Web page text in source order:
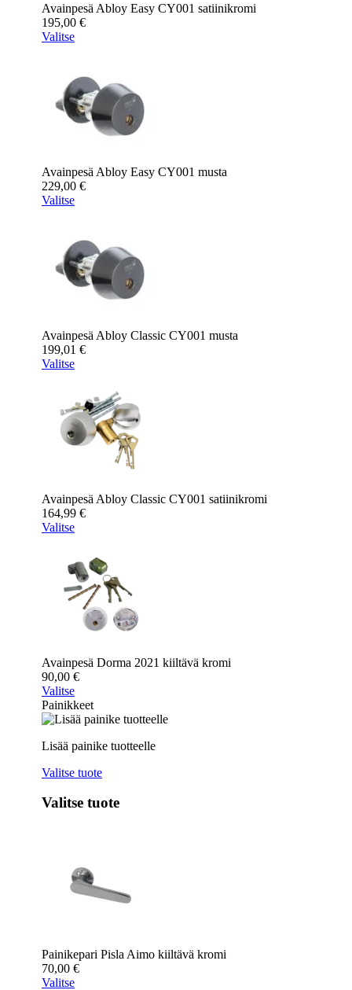
Avainpesä Abloy Easy CY001 satiinikromi
195,00 €
Valitse
Avainpesä Abloy Easy CY001 musta
229,00 €
Valitse
Avainpesä Abloy Classic CY001 musta
199,01 €
Valitse
Avainpesä Abloy Classic CY001 satiinikromi
164,99 €
Valitse
Avainpesä Dorma 2021 kiiltävä kromi
90,00 €
Valitse
Painikkeet
Lisää painike tuotteelle
Valitse tuote
Valitse tuote
Painikepari Pisla Aimo kiiltävä kromi
70,00 €
Valitse